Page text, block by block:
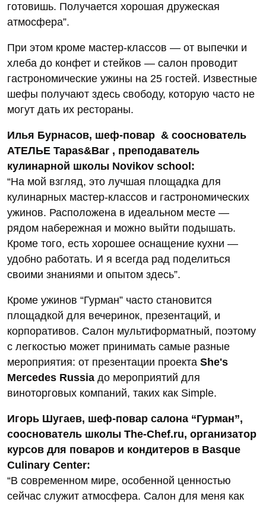
готовишь. Получается хорошая дружеская
атмосфера”.
При этом кроме мастер-классов — от выпечки и
хлеба до конфет и стейков — салон проводит
гастрономические ужины на 25 гостей. Известные
шефы получают здесь свободу, которую часто не
могут дать их рестораны.
Илья Бурнасов, шеф-повар & сооснователь
АТЕЛЬЕ Tapas&Bar , преподаватель
кулинарной школы Novikov school:
“На мой взгляд, это лучшая площадка для
кулинарных мастер-классов и гастрономических
ужинов. Расположена в идеальном месте —
рядом набережная и можно выйти подышать.
Кроме того, есть хорошее оснащение кухни —
удобно работать. И я всегда рад поделиться
своими знаниями и опытом здесь”.
Кроме ужинов “Гурман” часто становится
площадкой для вечеринок, презентаций, и
корпоративов. Салон мультиформатный, поэтому
с легкостью может принимать самые разные
мероприятия: от презентации проекта She's
Mercedes Russia до мероприятий для
виноторговых компаний, таких как Simple.
Игорь Шугаев, шеф-повар салона “Гурман”,
сооснователь школы The-Chef.ru, организатор
курсов для поваров и кондитеров в Basque
Culinary Center:
“В современном мире, особенной ценностью
сейчас служит атмосфера. Салон для меня как